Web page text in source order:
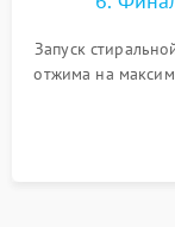
Запуск
отжима на